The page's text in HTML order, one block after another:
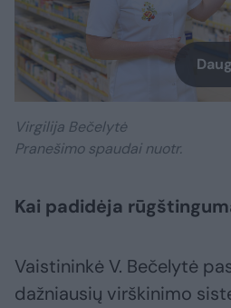
Virgilija Bečelytė
Pranešimo spaudai nuotr.
Kai padidėja
Vaistininkė V. Bečelytė
dažniausių virškinimo